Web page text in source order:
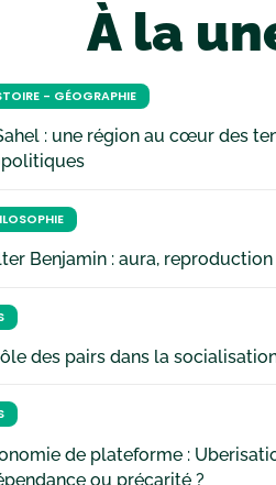
À la
- GÉOGRAPHIE
: une région au cœur des
Benjamin : aura,
des pairs dans la
de plateforme :
ou précarité ?